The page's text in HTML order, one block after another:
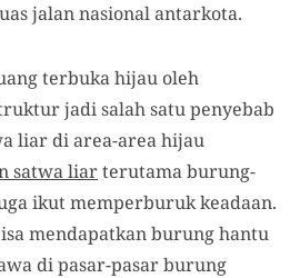
jalan nasional antarkota.
terbuka hijau oleh
jadi salah satu penyebab
liar di area-area hijau
satwa liarterutama burung-
ikut memperburuk keadaan.
mendapatkan burung hantu
di pasar-pasar burung